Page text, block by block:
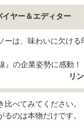
イヤー＆エディター
ーは、味わいに欠ける
』の企業姿勢に感動！
リ
べてみてください。
のは本物だけです。